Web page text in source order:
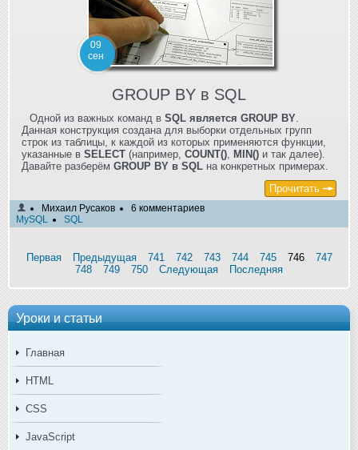
Уроки и статьи
Главная
HTML
CSS
JavaScript
09
сен
GROUP BY в SQL
Одной из важных команд в SQL является GROUP BY
Данная конструкция создана для выборки отдельных групп
строк из таблицы, к каждой из которых применяются функции,
указанные в SELECT (например, COUNT() MIN() и так далее).
Давайте разберём GROUP BY в SQL на конкретных примерах.
Прочитать
Михаил Русаков
6 комментариев
MySQL
SQL
Первая Предыдущая 741 742 743 744 745 746
747
748
749 750 Следующая Последняя